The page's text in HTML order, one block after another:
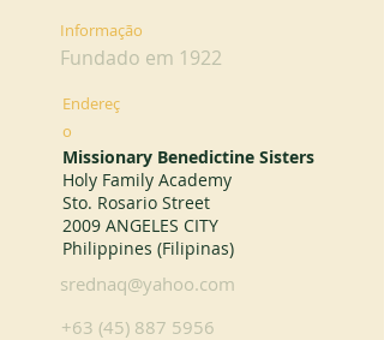
Informação
Fundado em 1922
Endereç
o
Missionary Benedictine Sisters
Holy Family Academy
Sto. Rosario Street
2009 ANGELES CITY
Philippines (Filipinas)
srednaq@yahoo.com
+63 (45) 887 5956